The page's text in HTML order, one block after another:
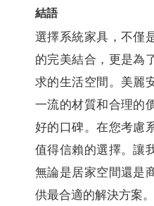
結語
選擇系統家具，不僅
的完美結合，更是為
求的生活空間。美麗
一流的材質和合理的
好的口碑。在您考慮
值得信賴的選擇。讓
無論是居家空間還是
供最合適的解決方案。